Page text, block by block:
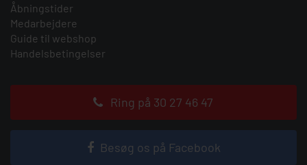
Åbningstider
Medarbejdere
Guide til webshop
Handelsbetingelser
Ring på 30 27 46 47
Besøg os på Facebook